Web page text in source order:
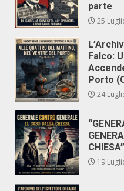
parte
25
Falco:
Porto
24
19